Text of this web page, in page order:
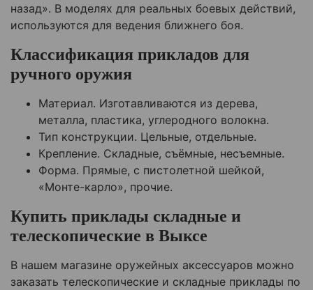
назад». В моделях для реальных боевых действий,
используются для ведения ближнего боя.
Классификация прикладов для
ручного оружия
Материал. Изготавливаются из дерева,
металла, пластика, углеродного волокна.
Тип конструкции. Цельные, отдельные.
Крепление. Складные, съёмные, несъемные.
Форма. Прямые, с пистолетной шейкой,
«Монте-карло», прочие.
Купить приклады складные и
телескопические в Выксе
В нашем магазине оружейных аксессуаров можно
заказать телескопические и складные приклады по